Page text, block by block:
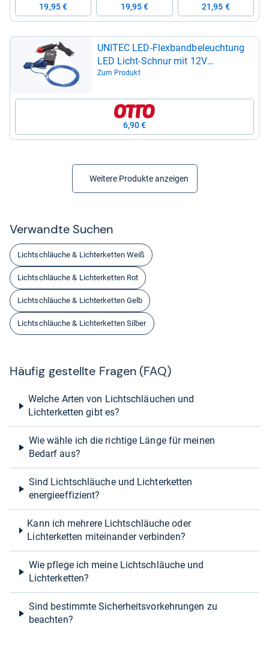
19,95 € 19,95 € 21,95 €
UNI­TEC LED-​Flex­band­be­leuch­tung
LED Licht-​Schnur mit 12V
Anschluss, Ambien­te­be­leuch­tung
Zum Produkt
6,90 €
Weitere Produkte anzeigen
Ver­wandte Suchen
Lichtschläuche & Lichterketten Weiß
Lichtschläuche & Lichterketten Rot
Lichtschläuche & Lichterketten Gelb
Lichtschläuche & Lichterketten Silber
Häu­fig gestellte Fra­gen (FAQ)
Welche Arten von Lichtschläuchen und
Lichterketten gibt es?
Wie wähle ich die richtige Länge für meinen
Bedarf aus?
Sind Lichtschläuche und Lichterketten
energieeffizient?
Kann ich mehrere Lichtschläuche oder
Lichterketten miteinander verbinden?
Wie pflege ich meine Lichtschläuche und
Lichterketten?
Sind bestimmte Sicherheitsvorkehrungen zu
beachten?